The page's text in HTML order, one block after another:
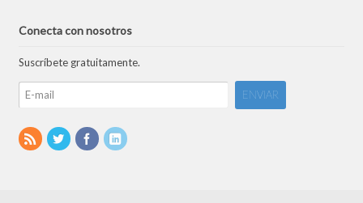
Conecta con nosotros
Suscríbete gratuitamente.